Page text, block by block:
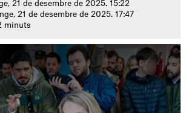
21 de desembre de 2025. 15:22
21 de desembre de 2025. 17:47
minuts